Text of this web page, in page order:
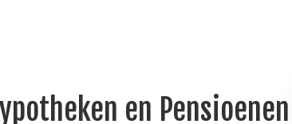
en Pensioenen